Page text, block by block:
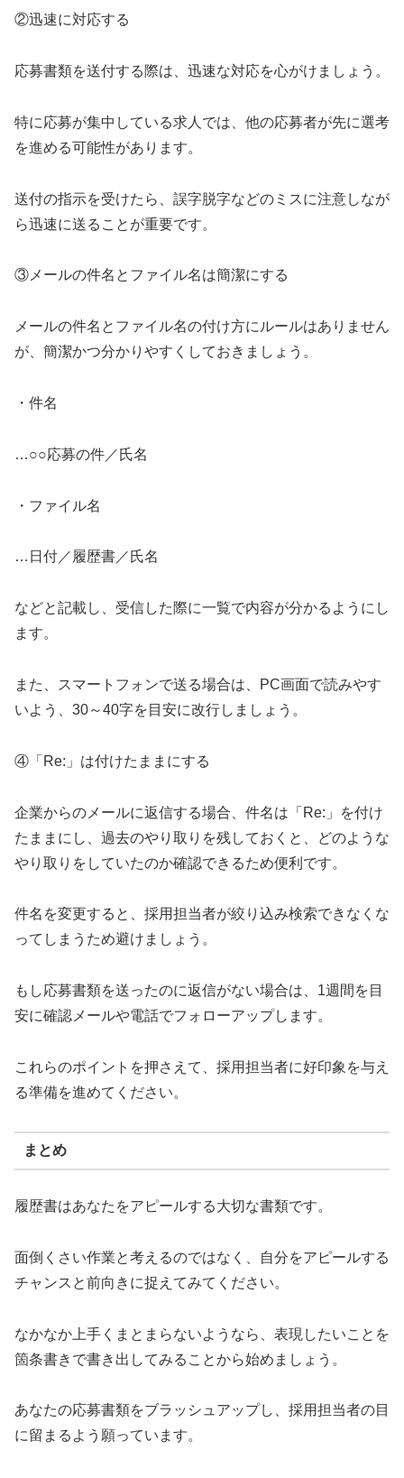
②迅速に対応する
応募書類を送付する際は、迅速な対応を心がけましょう。
特に応募が集中している求人では、他の応募者が先に選考
を進める可能性があります。
送付の指示を受けたら、誤字脱字などのミスに注意しなが
ら迅速に送ることが重要です。
③メールの件名とファイル名は簡潔にする
メールの件名とファイル名の付け方にルールはありません
が、簡潔かつ分かりやすくしておきましょう。
・件名
…○○応募の件／氏名
・ファイル名
…日付／履歴書／氏名
などと記載し、受信した際に一覧で内容が分かるようにし
ます。
また、スマートフォンで送る場合は、PC画面で読みやす
いよう、30～40字を目安に改行しましょう。
④「Re:」は付けたままにする
企業からのメールに返信する場合、件名は「Re:」を付け
たままにし、過去のやり取りを残しておくと、どのような
やり取りをしていたのか確認できるため便利です。
件名を変更すると、採用担当者が絞り込み検索できなくな
ってしまうため避けましょう。
もし応募書類を送ったのに返信がない場合は、1週間を目
安に確認メールや電話でフォローアップします。
これらのポイントを押さえて、採用担当者に好印象を与え
る準備を進めてください。
まとめ
履歴書はあなたをアピールする大切な書類です。
面倒くさい作業と考えるのではなく、自分をアピールする
チャンスと前向きに捉えてみてください。
なかなか上手くまとまらないようなら、表現したいことを
箇条書きで書き出してみることから始めましょう。
あなたの応募書類をブラッシュアップし、採用担当者の目
に留まるよう願っています。